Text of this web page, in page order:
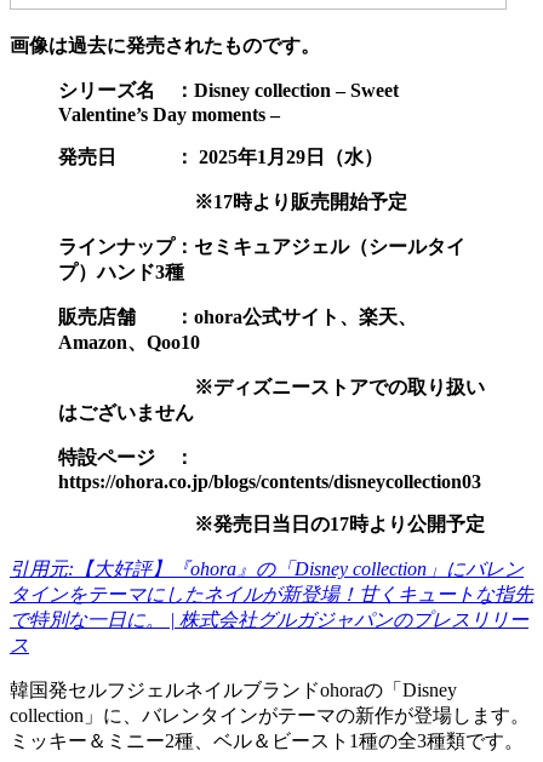
画像は過去に発売されたものです。
シリーズ名 ：Disney collection – Sweet
Valentine’s Day moments –
発売日 ： 2025年1月29日（水）
※17時より販売開始予定
ラインナップ：セミキュアジェル（シールタイ
プ）ハンド3種
販売店舗 ：ohora公式サイト、楽天、
Amazon、Qoo10
※ディズニーストアでの取り扱い
はございません
特設ページ ：
https://ohora.co.jp/blogs/contents/disneycollection03
※発売日当日の17時より公開予定
引用元:【大好評】『ohora』の「Disney collection」にバレン
タインをテーマにしたネイルが新登場！甘くキュートな指先
で特別な一日に。 | 株式会社グルガジャパンのプレスリリー
ス
韓国発セルフジェルネイルブランドohoraの「Disney
collection」に、バレンタインがテーマの新作が登場します。
ミッキー＆ミニー2種、ベル＆ビースト1種の全3種類です。